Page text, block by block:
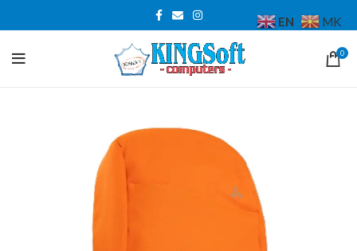
0
EN MK